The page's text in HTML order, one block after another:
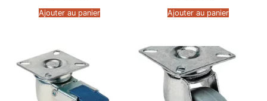
Ajouter au panier Ajouter au panier